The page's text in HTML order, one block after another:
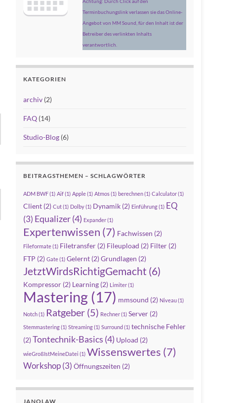
Terminbuchungslink verlassen sie das Online-
Angebot von MM Sound, für den Inhalt ist der
Betreiber des verlinkten Inhalts
verantwortlich.
KATEGORIEN
archiv (2)
FAQ (14)
Studio-Blog (6)
BEITRAGSTHEMEN – SCHLAGWÖRTER
ADM BWF(1) Aif(1) Apple(1) Atmos(1) berechnen(1) Calculator(1)
Client (2) Cut(1) Dolby(1) Dynamik (2) Einführung(1) EQ
(3) Equalizer(4) Expander(1)
Expertenwissen (7) Fachwissen (2)
Fileformate(1) Filetransfer (2) Fileupload (2) Filter (2)
FTP (2) Gate(1) Gelernt (2)Grundlagen (2)
JetztWirdsRichtigGemacht (6)
Kompressor (2) Learning (2) Limiter(1)
Mastering (17) mmsound (2) Niveau(1)
Notch(1) Ratgeber (5) Rechner(1) Server (2)
Stemmastering(1) Streaming(1) Surround(1) technische Fehler
(2)Tontechnik-Basics (4) Upload (2)
wieGroßIstMeineDatei (1) Wissenswertes (7)
Workshop (3) Öffnungszeiten (2)
JANOLAW